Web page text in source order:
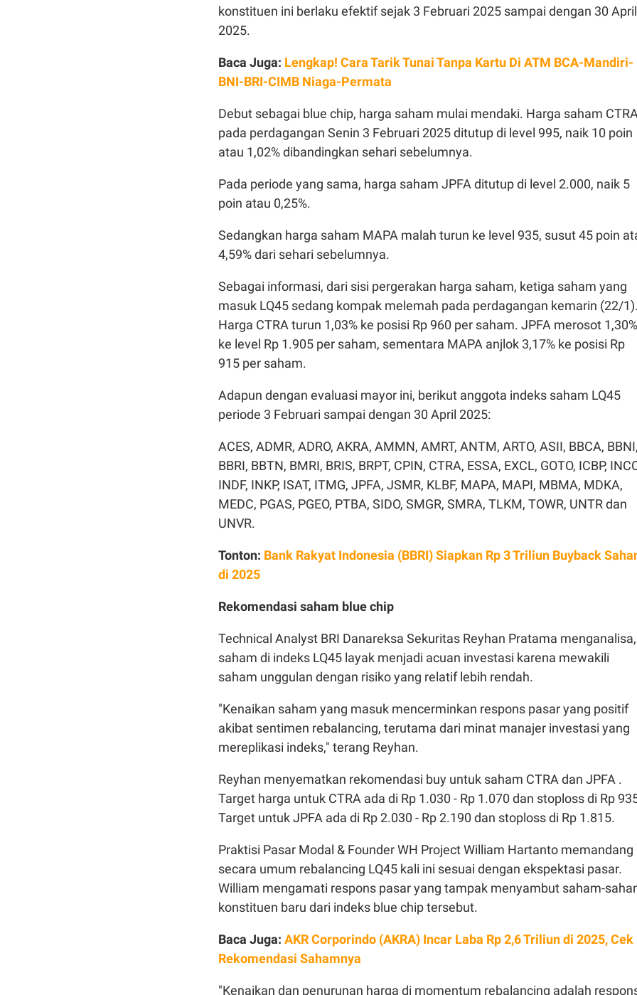
konstituen ini berlaku efektif sejak 3 Februari 2025 sampai dengan 30 April
2025.
Baca Juga: Lengkap! Cara Tarik Tunai Tanpa Kartu Di ATM BCA-Mandiri-
BNI-BRI-CIMB Niaga-Permata
Debut sebagai blue chip, harga saham mulai mendaki. Harga saham
pada perdagangan Senin 3 Februari 2025 ditutup di level 995, naik 10 poin
atau 1,02% dibandingkan sehari sebelumnya.
Pada periode yang sama, harga saham JPFA ditutup di level 2.000, naik 5
poin atau 0,25%.
Sedangkan harga saham MAPA malah turun ke level 935, susut 45 poin
4,59% dari sehari sebelumnya.
Sebagai informasi, dari sisi pergerakan harga saham, ketiga saham yang
masuk LQ45 sedang kompak melemah pada perdagangan kemarin (22/
Harga CTRA turun 1,03% ke posisi Rp 960 per saham. JPFA merosot 1,30%
ke level Rp 1.905 per saham, sementara MAPA anjlok 3,17% ke posisi Rp
915 per saham.
Adapun dengan evaluasi mayor ini, berikut anggota indeks saham LQ45
periode 3 Februari sampai dengan 30 April 2025:
ACES, ADMR, ADRO, AKRA, AMMN, AMRT, ANTM, ARTO, ASII, BBCA,
BBRI, BBTN, BMRI, BRIS, BRPT, CPIN, CTRA, ESSA, EXCL, GOTO, ICBP,
INDF, INKP, ISAT, ITMG, JPFA, JSMR, KLBF, MAPA, MAPI, MBMA, MDKA,
MEDC, PGAS, PGEO, PTBA, SIDO, SMGR, SMRA, TLKM, TOWR, UNTR dan
UNVR.
Tonton: Bank Rakyat Indonesia (BBRI) Siapkan Rp 3 Triliun Buyback
di 2025
Rekomendasi saham blue chip
Technical Analyst BRI Danareksa Sekuritas Reyhan Pratama menganalisa,
saham di indeks LQ45 layak menjadi acuan investasi karena mewakili
saham unggulan dengan risiko yang relatif lebih rendah.
"Kenaikan saham yang masuk mencerminkan respons pasar yang positif
akibat sentimen rebalancing, terutama dari minat manajer investasi yang
mereplikasi indeks," terang Reyhan.
Reyhan menyematkan rekomendasi buy untuk saham CTRA dan JPFA .
Target harga untuk CTRA ada di Rp 1.030 - Rp 1.070 dan stoploss di Rp
Target untuk JPFA ada di Rp 2.030 - Rp 2.190 dan stoploss di Rp 1.815.
Praktisi Pasar Modal & Founder WH Project William Hartanto memandang
secara umum rebalancing LQ45 kali ini sesuai dengan ekspektasi pasar.
William mengamati respons pasar yang tampak menyambut saham-
konstituen baru dari indeks blue chip tersebut.
Baca Juga: AKR Corporindo (AKRA) Incar Laba Rp 2,6 Triliun di 2025, Cek
Rekomendasi Sahamnya
"Kenaikan dan penurunan harga di momentum rebalancing adalah